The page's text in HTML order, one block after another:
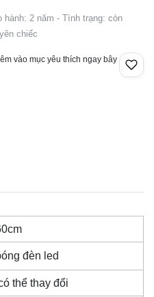
hành: 2 năm - Tình trạng: còn
chiếc
vào mục yêu thích ngay bây
đèn led
thể thay đổi